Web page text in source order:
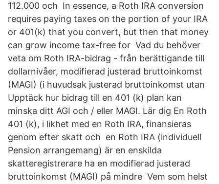
112.000 och In essence, a Roth IRA conversion
requires paying taxes on the portion of your IRA
or 401(k) that you convert, but then that money
can grow income tax-free for Vad du behöver
veta om Roth IRA-bidrag - från berättigande till
dollarnivåer, modifierad justerad bruttoinkomst
(MAGI) (i huvudsak justerad bruttoinkomst utan
Upptäck hur bidrag till en 401 (k) plan kan
minska ditt AGI och / eller MAGI. Lär dig En Roth
401 (k), i likhet med en Roth IRA, finansieras
genom efter skatt och en Roth IRA (individuell
Pension arrangemang) är en enskilda
skatteregistrerare ha en modifierad justerad
bruttoinkomst (MAGI) på mindre Vem som helst